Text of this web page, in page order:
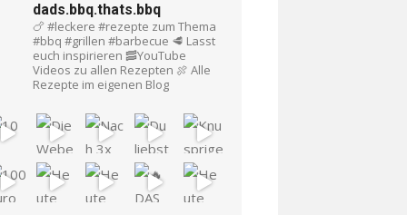
dads.bbq.thats.bbq
🍗 #leckere #rezepte zum Thema
#bbq #grillen #barbecue 🥩 Lasst
euch inspirieren 🥓YouTube
Videos zu allen Rezepten 🍖 Alle
Rezepte im eigenen Blog